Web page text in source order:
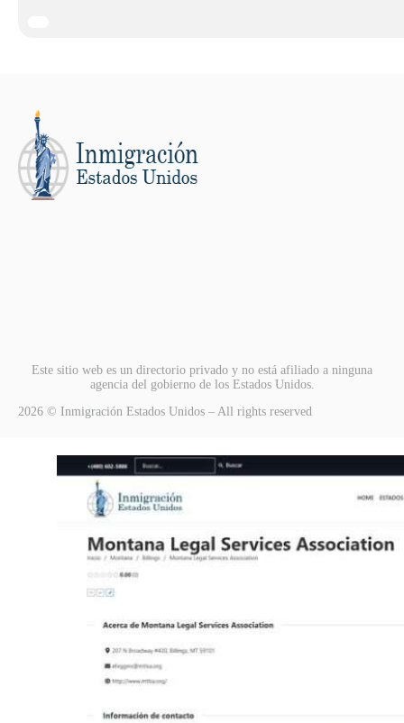
Este sitio web es un directorio privado y no está afiliado a ninguna
agencia del gobierno de los Estados Unidos.
2026 © Inmigración Estados Unidos – All rights reserved